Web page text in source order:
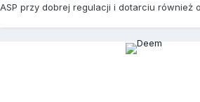
ASP przy dobrej regulacji i dotarciu również